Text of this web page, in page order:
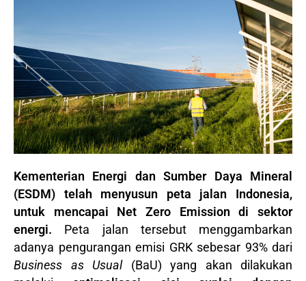
Kementerian Energi dan Sumber Daya Mineral
(ESDM) telah menyusun peta jalan Indonesia,
untuk mencapai Net Zero Emission di sektor
energi. Peta jalan tersebut menggambarkan
adanya pengurangan emisi GRK sebesar 93% dari
Business as Usual (BaU) yang akan dilakukan